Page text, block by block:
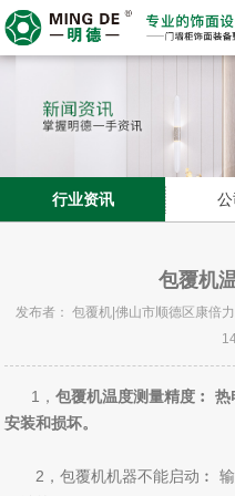
行业资讯
包覆机
发布者： 包覆机|佛山市顺德区康倍
1，包覆机温度测量精度︰
安装和损坏。
2，包覆机机器不能启动︰ 输